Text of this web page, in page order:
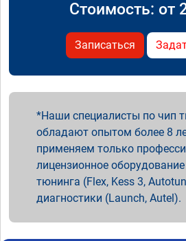
Стоимость: от
Записаться
Наши специалисты по чип
обладают опытом более 8
применяем только
лицензионное
тюнинга (Flex, Kess 3,
диагностики (Launch, Autel).